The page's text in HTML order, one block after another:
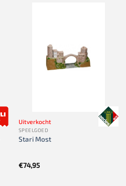
Uitverkocht
SPEELGOED
Stari Most
€74,95